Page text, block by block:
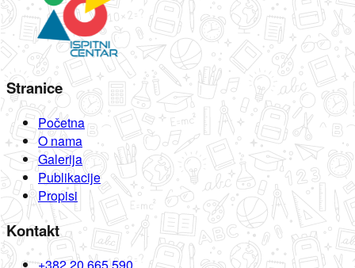
Stranice
Početna
O nama
Galerija
Publikacije
Propisi
Kontakt